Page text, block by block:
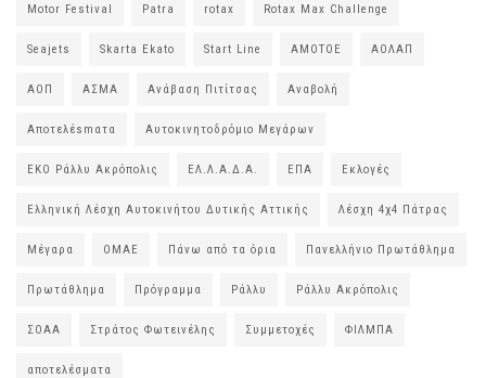
Motor Festival Patra rotax Rotax Max Challenge
Seajets Skarta Ekato Start Line ΑΜΟΤΟΕ ΑΟΛΑΠ
ΑΟΠ ΑΣΜΑ Ανάβαση Πιτίτσας Αναβολή
Αποτελέsmατα Αυτοκινητοδρόμιο Μεγάρων
ΕΚΟ Ράλλυ Ακρόπολις ΕΛ.Λ.Α.Δ.Α. ΕΠΑ Εκλογές
Ελληνική Λέσχη Αυτοκινήτου Δυτικής Αττικής Λέσχη 4χ4 Πάτρας
Μέγαρα ΟΜΑΕ Πάνω από τα όρια Πανελλήνιο Πρωτάθλημα
Πρωτάθλημα Πρόγραμμα Ράλλυ Ράλλυ Ακρόπολις
ΣΟΑΑ Στράτος Φωτεινέλης Συμμετοχές ΦΙΛΜΠΑ
αποτελέσματα